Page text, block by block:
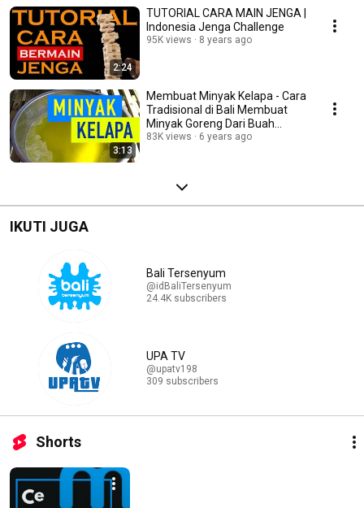
2:24
TUTORIAL CARA MAIN JENGA |
Indonesia Jenga Challenge
95K views 8 years ago
3:13
Membuat Minyak Kelapa - Cara
Tradisional di Bali Membuat
Minyak Goreng Dari Buah
Kelapa
83K views 6 years ago
IKUTI JUGA
Bali Tersenyum
@idBaliTersenyum
24.4K subscribers
UPA TV
@upatv198
309 subscribers
Shorts